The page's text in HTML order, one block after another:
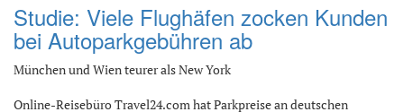
Studie: Viele Flughäfen zocken Kunden
bei Autoparkgebühren ab
München und Wien teurer als New York
Online-Reisebüro Travel24.com hat Parkpreise an deutschen